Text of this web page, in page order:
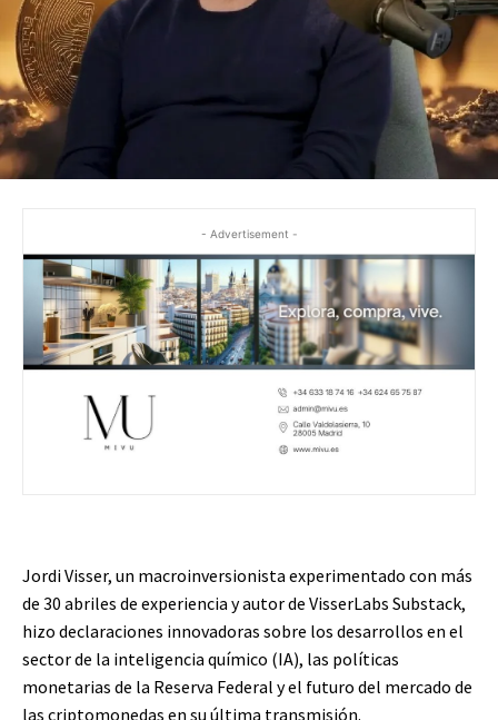
- Advertisement -
Jordi Visser, un macroinversionista experimentado con más
de 30 abriles de experiencia y autor de VisserLabs Substack,
hizo declaraciones innovadoras sobre los desarrollos en el
sector de la inteligencia químico (IA), las políticas
monetarias de la Reserva Federal y el futuro del mercado de
las criptomonedas en su última transmisión.